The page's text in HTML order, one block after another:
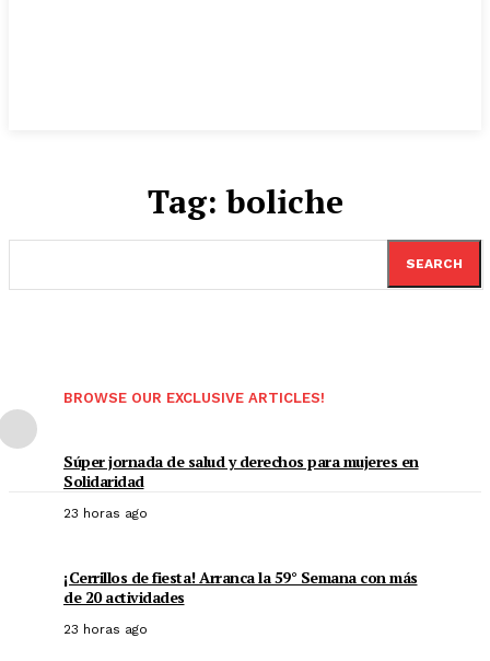
Tag:boliche
SEARCH
BROWSE OUR EXCLUSIVE ARTICLES!
Súper jornada de salud y derechos para mujeres en
Solidaridad
23 horas ago
¡Cerrillos de fiesta! Arranca la 59° Semana con más
de 20 actividades
23 horas ago